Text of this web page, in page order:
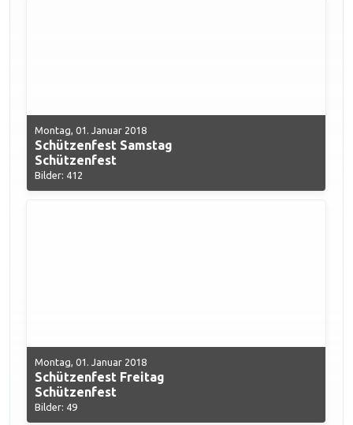
Montag, 01. Januar 2018
Schützenfest Samstag
Schützenfest
Bilder: 412
Montag, 01. Januar 2018
Schützenfest Freitag
Schützenfest
Bilder: 49